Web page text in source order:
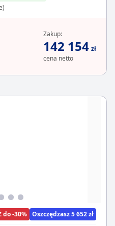
Zakup:
142 154 zł
cena netto
do -30% Oszczędzasz 5 652 zł